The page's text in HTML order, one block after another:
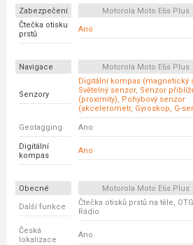
Zabezpečení Motorola Moto E6s Plus
Čtečka otisku
prstů
Ano
Navigace Motorola Moto E6s Plus
Senzory
Digitální kompas (magnetický
Světelný senzor, Senzor
(proximity), Pohybový senzor
(akcelerometr, Gyroskop, G-
Geotagging Ano
Digitální
kompas
Ano
Obecné Motorola Moto E6s Plus
Další funkce
Čtečka otisků prstů na těle,
Rádio
Česká
lokalizace
Ano